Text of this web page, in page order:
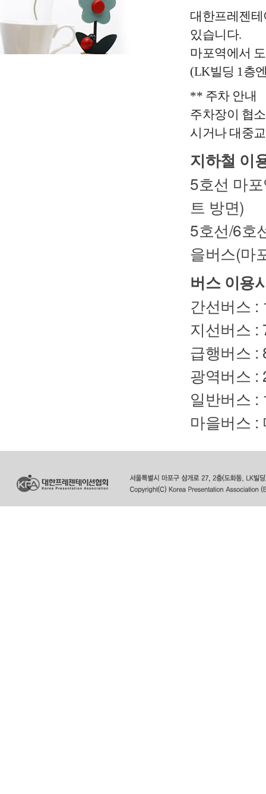
대한프레젠
있습니다.
마포역에서
(LK빌딩 1층
** 주차 안내
주차장이 협
시거나 대중
지하철 이
5호선 마
트 방면)
5호선/6호
을버스(마
버스 이용
간선버스 :
지선버스 :
급행버스 :
광역버스 :
일반버스 :
마을버스 :